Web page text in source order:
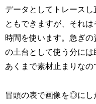
データとしてトレースし
ともできますが、それ
時間を使います。急ぎの
の土台として使う分には
あくまで素材止まりなの
冒頭の表で画像を◎にし